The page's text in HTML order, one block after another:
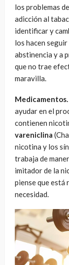
los problemas
adicción al
identificar y
los hacen
abstinencia y a
que no trae
maravilla.
Medicamentos.
ayudar en el
contienen
vareniclina
nicotina y los
trabaja de
imitador de la
piense que está
necesidad.